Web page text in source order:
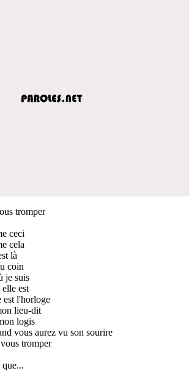
tromper
ceci
cela
là
coin
je suis
est
est l'horloge
lieu-dit
logis
vous aurez vu son sourire
tromper
que...